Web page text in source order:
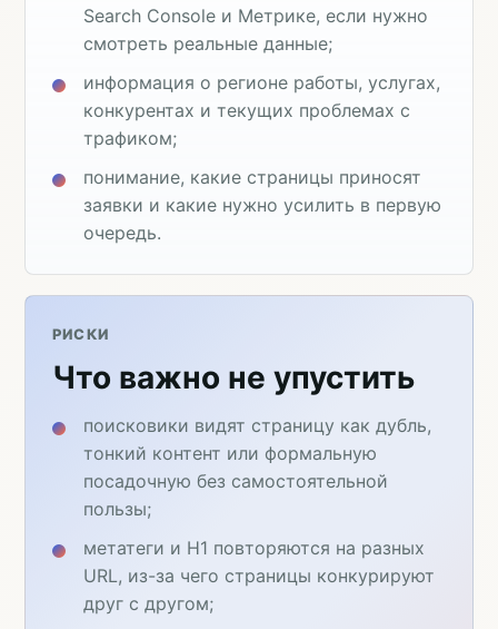
Search Console и Метрике, если нужно
смотреть реальные данные;
информация о регионе работы, услугах,
конкурентах и текущих проблемах с
трафиком;
понимание, какие страницы приносят
заявки и какие нужно усилить в первую
очередь.
РИСКИ
Что важно не упустить
поисковики видят страницу как дубль,
тонкий контент или формальную
посадочную без самостоятельной
пользы;
метатеги и H1 повторяются на разных
URL, из-за чего страницы конкурируют
друг с другом;